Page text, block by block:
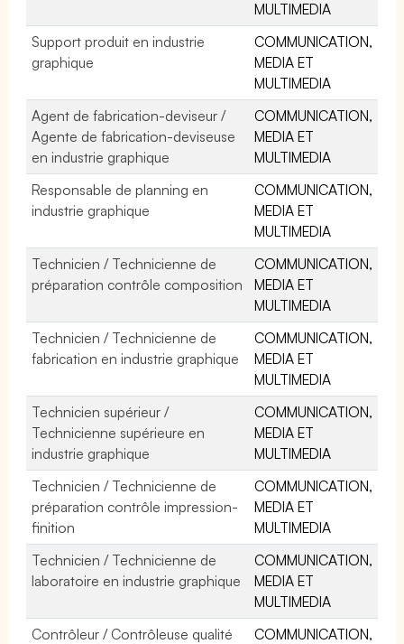
MULTIMEDIA
Support produit en industrie
graphique
COMMUNICATION,
MEDIA ET
MULTIMEDIA
Agent de fabrication-deviseur /
Agente de fabrication-deviseuse
en industrie graphique
COMMUNICATION,
MEDIA ET
MULTIMEDIA
Responsable de planning en
industrie graphique
COMMUNICATION,
MEDIA ET
MULTIMEDIA
Technicien / Technicienne de
préparation contrôle composition
COMMUNICATION,
MEDIA ET
MULTIMEDIA
Technicien / Technicienne de
fabrication en industrie graphique
COMMUNICATION,
MEDIA ET
MULTIMEDIA
Technicien supérieur /
Technicienne supérieure en
industrie graphique
COMMUNICATION,
MEDIA ET
MULTIMEDIA
Technicien / Technicienne de
préparation contrôle impression-
finition
COMMUNICATION,
MEDIA ET
MULTIMEDIA
Technicien / Technicienne de
laboratoire en industrie graphique
COMMUNICATION,
MEDIA ET
MULTIMEDIA
Contrôleur / Contrôleuse qualité
COMMUNICATION,